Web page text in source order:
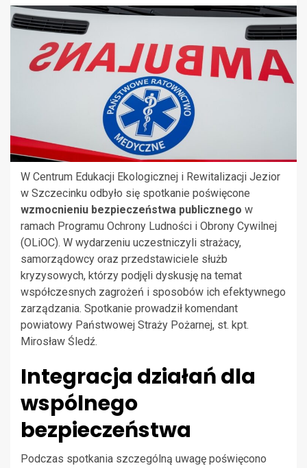
W Centrum Edukacji Ekologicznej i Rewitalizacji Jezior
w Szczecinku odbyło się spotkanie poświęcone
wzmocnieniu bezpieczeństwa publicznego w
ramach Programu Ochrony Ludności i Obrony Cywilnej
(OLiOC). W wydarzeniu uczestniczyli strażacy,
samorządowcy oraz przedstawiciele służb
kryzysowych, którzy podjęli dyskusję na temat
współczesnych zagrożeń i sposobów ich efektywnego
zarządzania. Spotkanie prowadził komendant
powiatowy Państwowej Straży Pożarnej, st. kpt.
Mirosław Śledź.
Integracja działań dla
wspólnego
bezpieczeństwa
Podczas spotkania szczególną uwagę poświęcono